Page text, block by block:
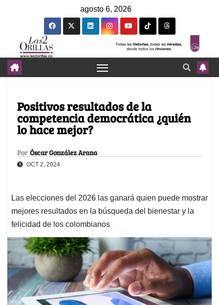
agosto 6, 2026
Positivos resultados de la
competencia democrática ¿quién
lo hace mejor?
Por Óscar González Arana
OCT 2, 2024
Las elecciones del 2026 las ganará quien puede mostrar
mejores resultados en la búsqueda del bienestar y la
felicidad de los colombianos